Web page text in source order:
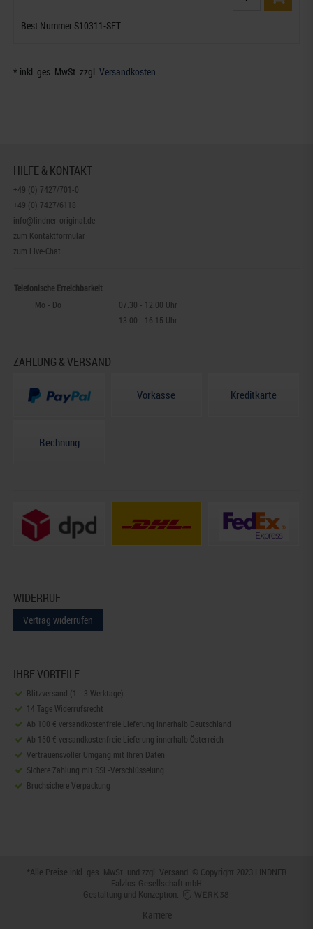
Best.Nummer S10311-SET
* inkl. ges. MwSt. zzgl.Versandkosten
HILFE & KONTAKT
+49 (0) 7427/701-0
+49 (0) 7427/6118
info@lindner-original.de
zum Kontaktformular
zum Live-Chat
Telefonische Erreichbarkeit
Mo - Do
07.30 - 12.00 Uhr
13.00 - 16.15 Uhr
ZAHLUNG & VERSAND
Vorkasse Kreditkarte
Rechnung
WIDERRUF
Vertrag widerrufen
IHRE VORTEILE
Blitzversand (1 - 3 Werktage)
14 Tage Widerrufsrecht
Ab 100 € versandkostenfreie Lieferung innerhalb Deutschland
Ab 150 € versandkostenfreie Lieferung innerhalb Österreich
Vertrauensvoller Umgang mit Ihren Daten
Sichere Zahlung mit SSL-Verschlüsselung
Bruchsichere Verpackung
*Alle Preise inkl. ges. MwSt. und zzgl. Versand . © Copyright 2023 LINDNER
Falzlos-Gesellschaft mbH
Gestaltung und Konzeption:
Karriere